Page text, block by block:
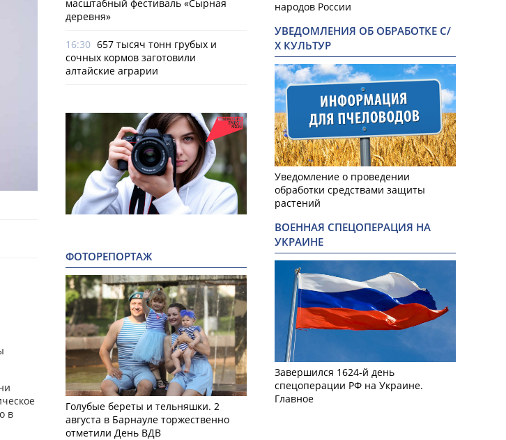
в
масштабный фестиваль «Сырная
деревня»
16:30 657 тысяч тонн грубых и
сочных кормов заготовили
алтайские аграрии
ФОТОРЕПОРТАЖ
Голубые береты и тельняшки. 2
августа в Барнауле торжественно
отметили День ВДВ
народов России
УВЕДОМЛЕНИЯ ОБ ОБРАБОТКЕ С/
Х КУЛЬТУР
Уведомление о проведении
обработки средствами защиты
растений
ВОЕННАЯ СПЕЦОПЕРАЦИЯ НА
УКРАИНЕ
Завершился 1624-й день
спецоперации РФ на Украине.
Главное